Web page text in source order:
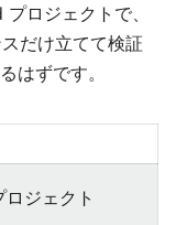
ロジェクトで、
だけ立てて検証
はずです。
ロジェクト